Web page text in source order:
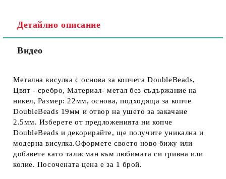
Детайлно описание
Видео
Метална висулка с основа за копчета DoubleBeads,
Цвят - сребро, Материал- метал без съдържание на
никел, Размер: 22мм, основа, подходяща за копче
DoubleBeads 19мм и отвор на ушето за закачане
2.5мм. Изберете от предложенията ни копче
DoubleBeads и декорирайте, ще получите уникална и
модерна висулка.Оформете своето ново бижу или
добавете като талисман към любимата си гривна или
колие. Посочената цена е за 1 брой.